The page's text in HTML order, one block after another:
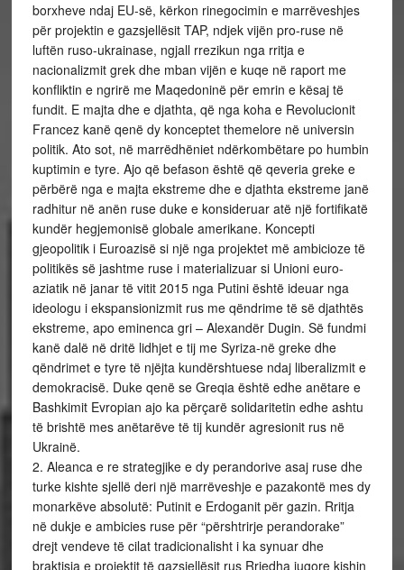
borxheve ndaj EU-së, kërkon rinegocimin e marrëveshjes
për projektin e gazsjellësit TAP, ndjek vijën pro-ruse në
luftën ruso-ukrainase, ngjall rrezikun nga rritja e
nacionalizmit grek dhe mban vijën e kuqe në raport me
konfliktin e ngrirë me Maqedoninë për emrin e kësaj të
fundit. E majta dhe e djathta, që nga koha e Revolucionit
Francez kanë qenë dy konceptet themelore në universin
politik. Ato sot, në marrëdhëniet ndërkombëtare po humbin
kuptimin e tyre. Ajo që befason është që qeveria greke e
përbërë nga e majta ekstreme dhe e djathta ekstreme janë
radhitur në anën ruse duke e konsideruar atë një fortifikatë
kundër hegjemonisë globale amerikane. Koncepti
gjeopolitik i Euroazisë si një nga projektet më ambicioze të
politikës së jashtme ruse i materializuar si Unioni euro-
aziatik në janar të vitit 2015 nga Putini është ideuar nga
ideologu i ekspansionizmit rus me qëndrime të së djathtës
ekstreme, apo eminenca gri – Alexandër Dugin. Së fundmi
kanë dalë në dritë lidhjet e tij me Syriza-në greke dhe
qëndrimet e tyre të njëjta kundërshtuese ndaj liberalizmit e
demokracisë. Duke qenë se Greqia është edhe anëtare e
Bashkimit Evropian ajo ka përçarë solidaritetin edhe ashtu
të brishtë mes anëtarëve të tij kundër agresionit rus në
Ukrainë.
2. Aleanca e re strategjike e dy perandorive asaj ruse dhe
turke kishte sjellë deri një marrëveshje e pazakontë mes dy
monarkëve absolutë: Putinit e Erdoganit për gazin. Rritja
në dukje e ambicies ruse për “përshtrirje perandorake”
drejt vendeve të cilat tradicionalisht i ka synuar dhe
braktisja e projektit të gazsjellësit rus Rrjedha jugore kishin